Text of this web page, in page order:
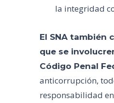
la integridad
El SNA también
que se
Código Penal
anticorrupción,
responsabilidad